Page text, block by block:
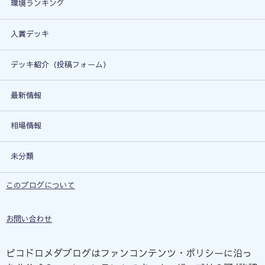
環境ランキング
入賞デッキ
デッキ紹介（投稿フォーム）
最新情報
相場情報
未分類
このブログについて
お問い合わせ
ピコドロメダブログはファンコンテンツ・ポリシーに沿っ